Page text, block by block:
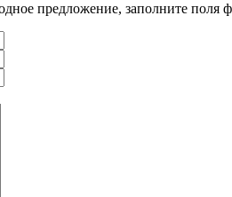
предложение, заполните